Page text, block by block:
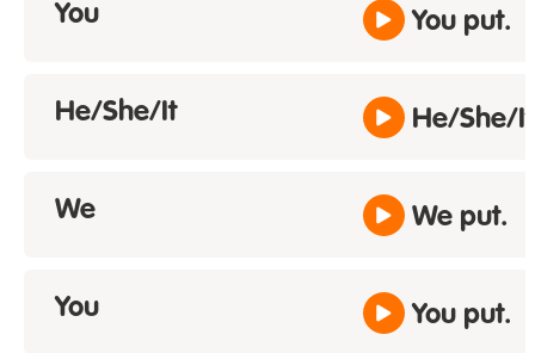
You You put.
He/She/It He/She/
We We put.
You You put.